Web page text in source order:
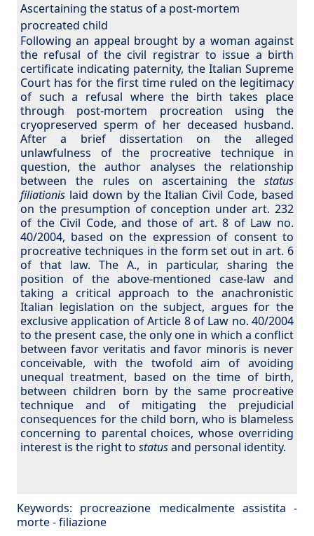
Ascertaining the status of a post-mortem
procreated child
Following an appeal brought by a woman against
the refusal of the civil registrar to issue a birth
certificate indicating paternity, the Italian Supreme
Court has for the first time ruled on the legitimacy
of such a refusal where the birth takes place
through post-mortem procreation using the
cryopreserved sperm of her deceased husband.
After a brief dissertation on the alleged
unlawfulness of the procreative technique in
question, the author analyses the relationship
between the rules on ascertaining the status
filiationis laid down by the Italian Civil Code, based
on the presumption of conception under art. 232
of the Civil Code, and those of art. 8 of Law no.
40/2004, based on the expression of consent to
procreative techniques in the form set out in art. 6
of that law. The A., in particular, sharing the
position of the above-mentioned case-law and
taking a critical approach to the anachronistic
Italian legislation on the subject, argues for the
exclusive application of Article 8 of Law no. 40/2004
to the present case, the only one in which a conflict
between favor veritatis and favor minoris is never
conceivable, with the twofold aim of avoiding
unequal treatment, based on the time of birth,
between children born by the same procreative
technique and of mitigating the prejudicial
consequences for the child born, who is blameless
concerning to parental choices, whose overriding
interest is the right to statusand personal identity.
Keywords: procreazione medicalmente assistita -
morte-filiazione